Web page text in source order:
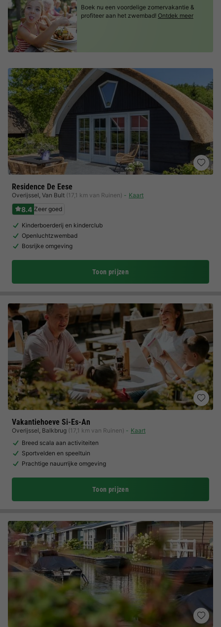
Residence De Eese
Overijssel, Van Bult (17,1 km van Ruinen) Kaart
8.4 Zeer goed
Kinderboerderij en kinderclub
Openluchtzwembad
Bosrijke omgeving
Toon prijzen
Vakantiehoeve Si-Es-An
Overijssel, Balkbrug (17,1 km van Ruinen)
Kaart
Breed scala aan activiteiten
Sportvelden en speeltuin
Prachtige nauurrijke omgeving
Toon prijzen
Boek nu een voordelige zomervakantie &
profiteer aan het zwembad! Ontdek meer